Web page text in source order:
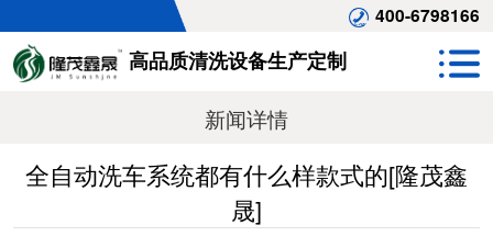
400-6798166
高品质清洗设备生产定制
新闻详情
全自动洗车系统都有什么样款式的[隆茂鑫
晟]